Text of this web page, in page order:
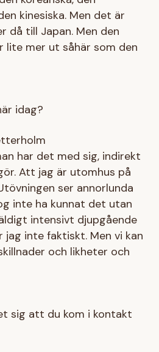
kinesiska. Men det är
då till Japan. Men den
lite mer ut såhär som den
idag?
har det med sig, indirekt
Att jag är utomhus på
ser annorlunda
inte ha kunnat det utan
intensivt djupgående
inte faktiskt. Men vi kan
och likheter och
sig att du kom i kontakt